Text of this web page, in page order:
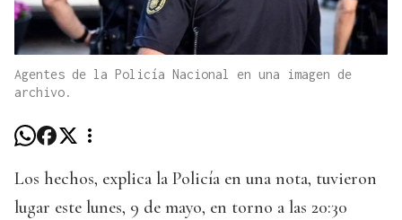
Agentes de la Policía Nacional en una imagen de
archivo.
Los hechos, explica la Policía en una nota, tuvieron
lugar este lunes, 9 de mayo, en torno a las 20:30